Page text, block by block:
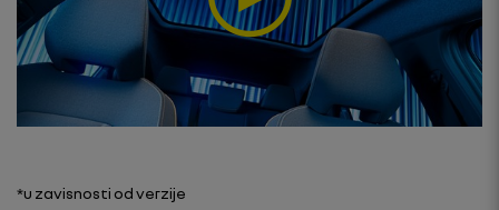
*u zavisnosti od verzije